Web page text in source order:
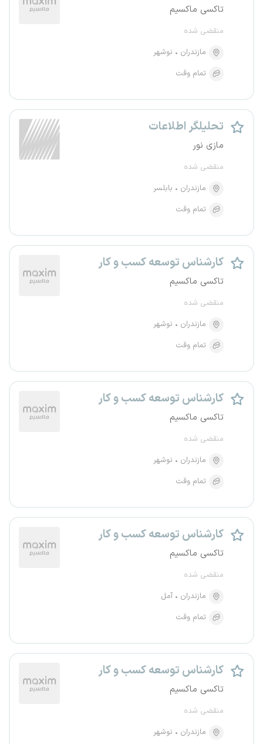
تاکسی ماکسیم
منقضی شده
مازندران
نوشهر
تمام وقت
تحلیلگر اطلاعات
مازی نور
منقضی شده
مازندران
بابلسر
تمام وقت
کارشناس توسعه کسب و کار
تاکسی ماکسیم
منقضی شده
مازندران
نوشهر
تمام وقت
کارشناس توسعه کسب و کار
تاکسی ماکسیم
منقضی شده
مازندران
نوشهر
تمام وقت
کارشناس توسعه کسب و کار
تاکسی ماکسیم
منقضی شده
مازندران
آمل
تمام وقت
کارشناس توسعه کسب و کار
تاکسی ماکسیم
منقضی شده
مازندران
نوشهر